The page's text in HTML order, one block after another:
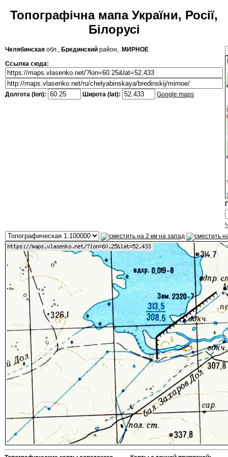
Топографічна мапа України, Росії,
Білорусі
Челябинская обл., Брединский район, .МИРНОЕ
Ссылка сюда:
Долгота (lon): Широта (lat): Google maps